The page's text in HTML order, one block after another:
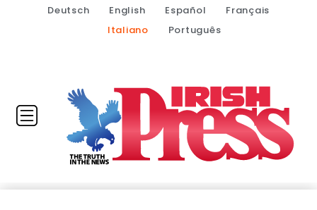
Deutsch English Español
Français
Italiano
Português